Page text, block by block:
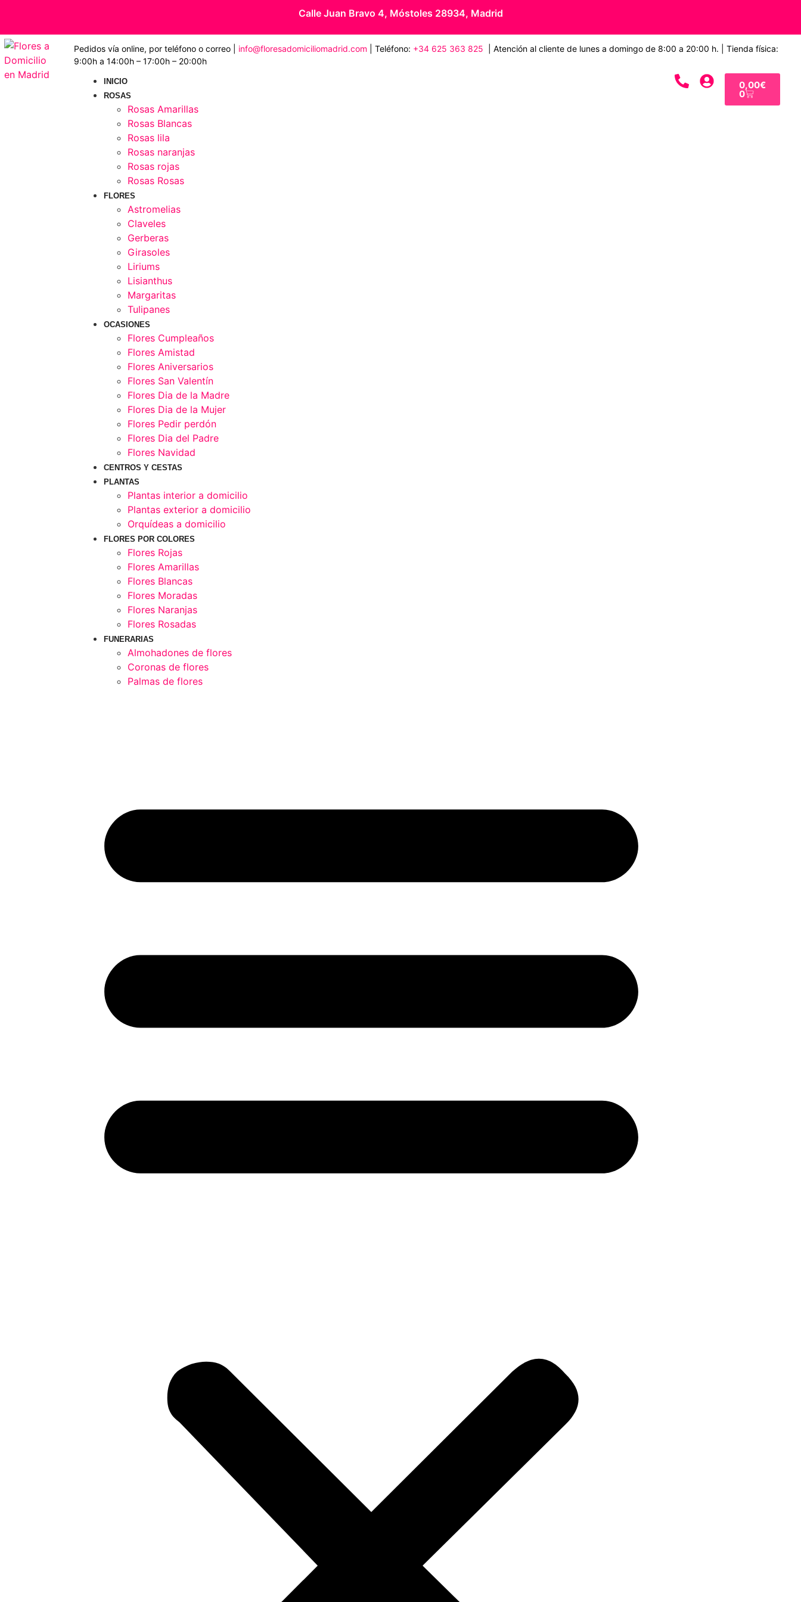
Calle Juan Bravo 4, Móstoles 28934, Madrid
Pedidos vía online, por teléfono o correo | info@floresadomiciliomadrid.com | Teléfono: +34 625 363 825 | Atención al cliente de lunes a domingo de 8:00 a 20:00 h. | Tienda física:
9:00h a 14:00h – 17:00h – 20:00h
INICIO
ROSAS
Rosas Amarillas
Rosas Blancas
Rosas lila
Rosas naranjas
Rosas rojas
Rosas Rosas
FLORES
Astromelias
Claveles
Gerberas
Girasoles
Liriums
Lisianthus
Margaritas
Tulipanes
OCASIONES
Flores Cumpleaños
Flores Amistad
Flores Aniversarios
Flores San Valentín
Flores Dia de la Madre
Flores Dia de la Mujer
Flores Pedir perdón
Flores Dia del Padre
Flores Navidad
CENTROS Y CESTAS
PLANTAS
Plantas interior a domicilio
Plantas exterior a domicilio
Orquídeas a domicilio
FLORES POR COLORES
Flores Rojas
Flores Amarillas
Flores Blancas
Flores Moradas
Flores Naranjas
Flores Rosadas
FUNERARIAS
Almohadones de flores
Coronas de flores
Palmas de flores
0,00€
0